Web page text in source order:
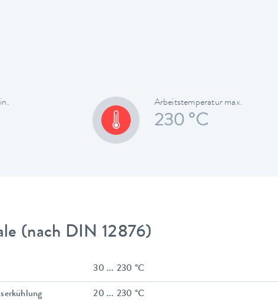
Arbeitstemperatur max.
230 °C
(nach DIN 12876)
30 ... 230 °C
20 ... 230 °C